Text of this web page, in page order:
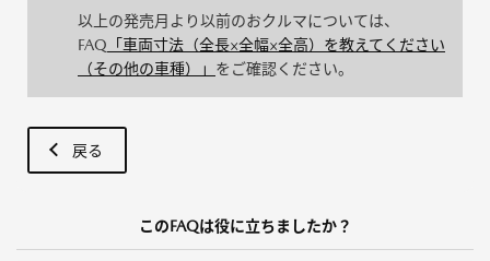
以上の発売月より以前のおクルマについては、
FAQ 「車両寸法（全長×全幅×全高）を教えてください
（その他の車種）」 をご確認ください。
戻る
このFAQは役に立ちましたか？